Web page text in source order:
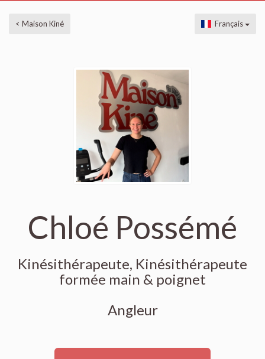
< Maison Kiné Français
Chloé Possémé
Kinésithérapeute, Kinésithérapeute
formée main & poignet
Angleur